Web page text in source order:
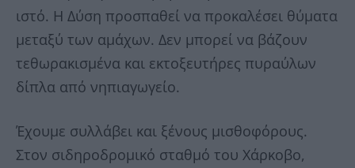
ιστό. Η Δύση προσπαθεί να προκαλέσει θύματα
μεταξύ των αμάχων. Δεν μπορεί να βάζουν
τεθωρακισμένα και εκτοξευτήρες πυραύλων
δίπλα από νηπιαγωγείο.
Έχουμε συλλάβει και ξένους μισθοφόρους.
Στον σιδηροδρομικό σταθμό του Χάρκοβο,